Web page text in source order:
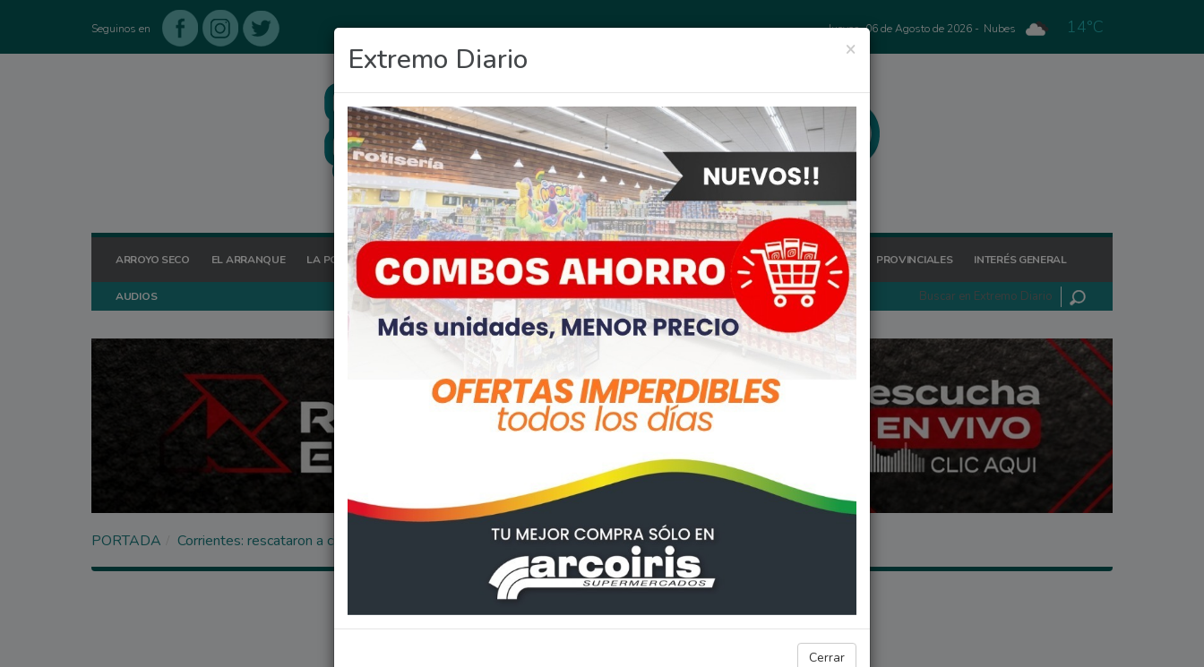
Seguinos en Jueves, 06 de Agosto de 2026 - Nubes 14°C
ARROYO SECO EL ARRANQUE LA POSTA HOY OCIO DEPORTES FIGHIERA GENERAL LAGOS POLICIALES REGIONALES PROVINCIALES INTERÉS GENERAL
AUDIOS
×
Extremo Diario
Cerrar
PORTADA Corrientes: rescataron a cinco hombres en situación de explotación laboral
POLICIALES